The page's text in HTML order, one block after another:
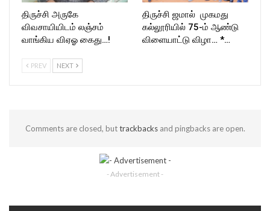
திருச்சி அருகே
விவசாயியிடம் லஞ்சம்
வாங்கிய விஏஓ கைது…!
திருச்சி ஜமால் முகமது
கல்லூரியில் 75-ம் ஆண்டு
விளையாட்டு விழா… *…
PREV NEXT
Comments are closed, buttrackbacksand pingbacks are open.
- Advertisement -